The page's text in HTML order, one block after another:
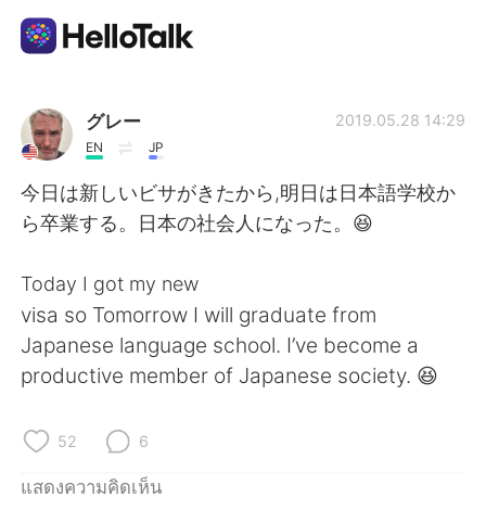
แอปแลกเปลี่ยนทางภาษา
AI Grammar Checker
ไทย
English 简体中文
繁體中文 Español
العربية
Deutsch
グレー
EN JP
2019.05.28 14:29
今日は新しいビサがきたから,明日は日本語学校か
ら卒業する。日本の社会人になった。😆
Today I got my new
visa so Tomorrow I will graduate from
Japanese language school. I’ve become a
productive member of Japanese society. 😆
52 6
แสดงความคิดเห็น